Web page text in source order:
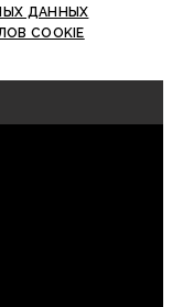
ДАННЫХ
COOKIE